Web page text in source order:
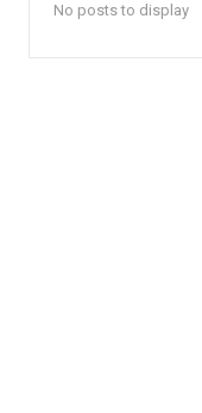
No posts to display